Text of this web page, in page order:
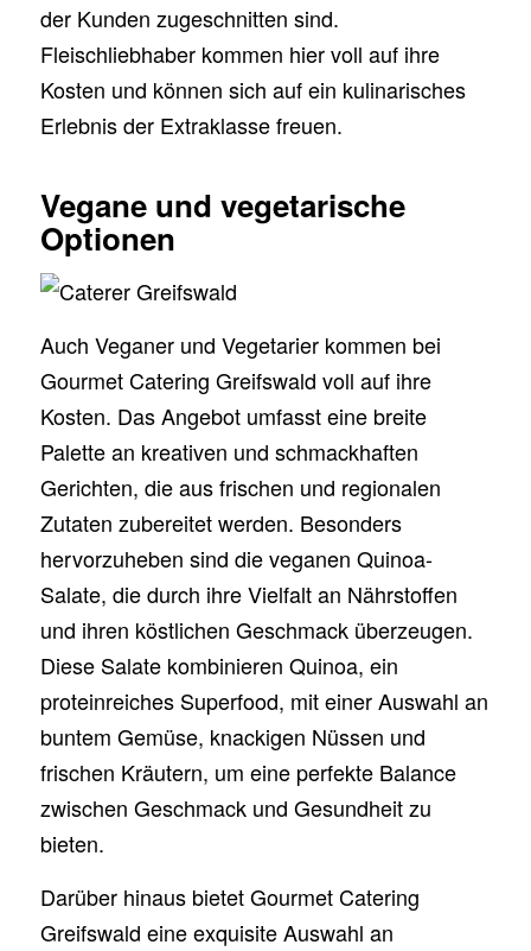
der Kunden zugeschnitten sind.
Fleischliebhaber kommen hier voll auf ihre
Kosten und können sich auf ein kulinarisches
Erlebnis der Extraklasse freuen.
Vegane und vegetarische
Optionen
Auch Veganer und Vegetarier kommen bei
Gourmet Catering Greifswald voll auf ihre
Kosten. Das Angebot umfasst eine breite
Palette an kreativen und schmackhaften
Gerichten, die aus frischen und regionalen
Zutaten zubereitet werden. Besonders
hervorzuheben sind die veganen Quinoa-
Salate, die durch ihre Vielfalt an Nährstoffen
und ihren köstlichen Geschmack überzeugen.
Diese Salate kombinieren Quinoa, ein
proteinreiches Superfood, mit einer Auswahl an
buntem Gemüse, knackigen Nüssen und
frischen Kräutern, um eine perfekte Balance
zwischen Geschmack und Gesundheit zu
bieten.
Darüber hinaus bietet Gourmet Catering
Greifswald eine exquisite Auswahl an